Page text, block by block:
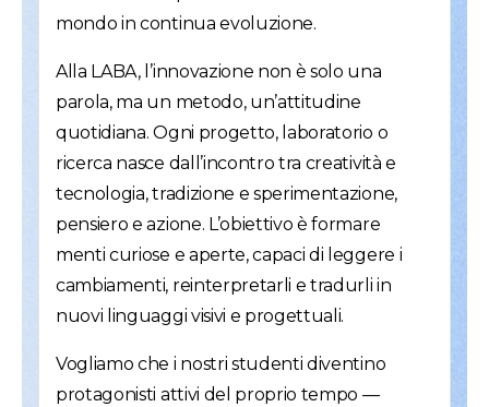
mondo in continua evoluzione.
Alla LABA, l’innovazione non è solo una
parola, ma un metodo, un’attitudine
quotidiana. Ogni progetto, laboratorio o
ricerca nasce dall’incontro tra creatività e
tecnologia, tradizione e sperimentazione,
pensiero e azione. L’obiettivo è formare
menti curiose e aperte, capaci di leggere i
cambiamenti, reinterpretarli e tradurli in
nuovi linguaggi visivi e progettuali.
Vogliamo che i nostri studenti diventino
protagonisti attivi del proprio tempo —